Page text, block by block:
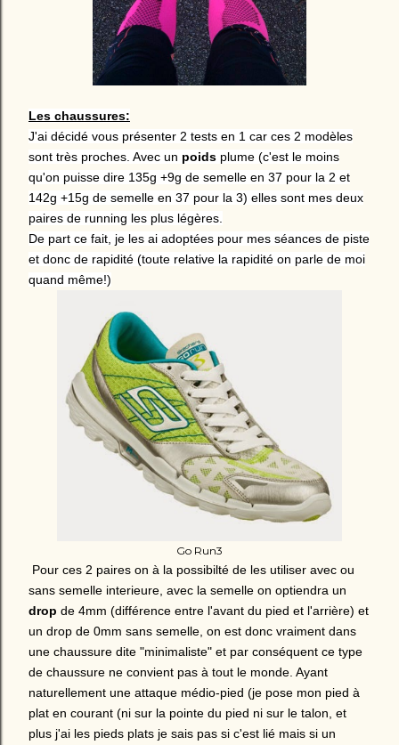
Les chaussures:
J'ai décidé vous présenter 2 tests en 1 car ces 2 modèles
sont très proches. Avec un poids plume (c'est le moins
qu'on puisse dire 135g +9g de semelle en 37 pour la 2 et
142g +15g de semelle en 37 pour la 3) elles sont mes deux
paires de running les plus légères.
De part ce fait, je les ai adoptées pour mes séances de piste
et donc de rapidité (toute relative la rapidité on parle de moi
quand même!)
Go Run3
Pour ces 2 paires on à la possibilté de les utiliser avec ou
sans semelle interieure, avec la semelle on optiendra un
drop de 4mm (différence entre l'avant du pied et l'arrière) et
un drop de 0mm sans semelle, on est donc vraiment dans
une chaussure dite "minimaliste" et par conséquent ce type
de chaussure ne convient pas à tout le monde. Ayant
naturellement une attaque médio-pied (je pose mon pied à
plat en courant (ni sur la pointe du pied ni sur le talon, et
plus j'ai les pieds plats je sais pas si c'est lié mais si un